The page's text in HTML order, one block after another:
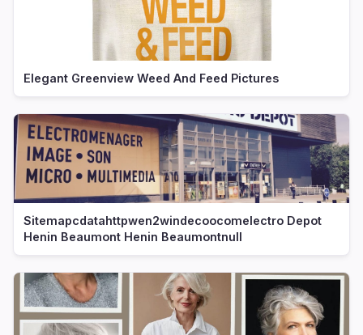
Elegant Greenview Weed And Feed Pictures
Sitemapcdatahttpwen2windecoocomelectro Depot
Henin Beaumont Henin Beaumontnull